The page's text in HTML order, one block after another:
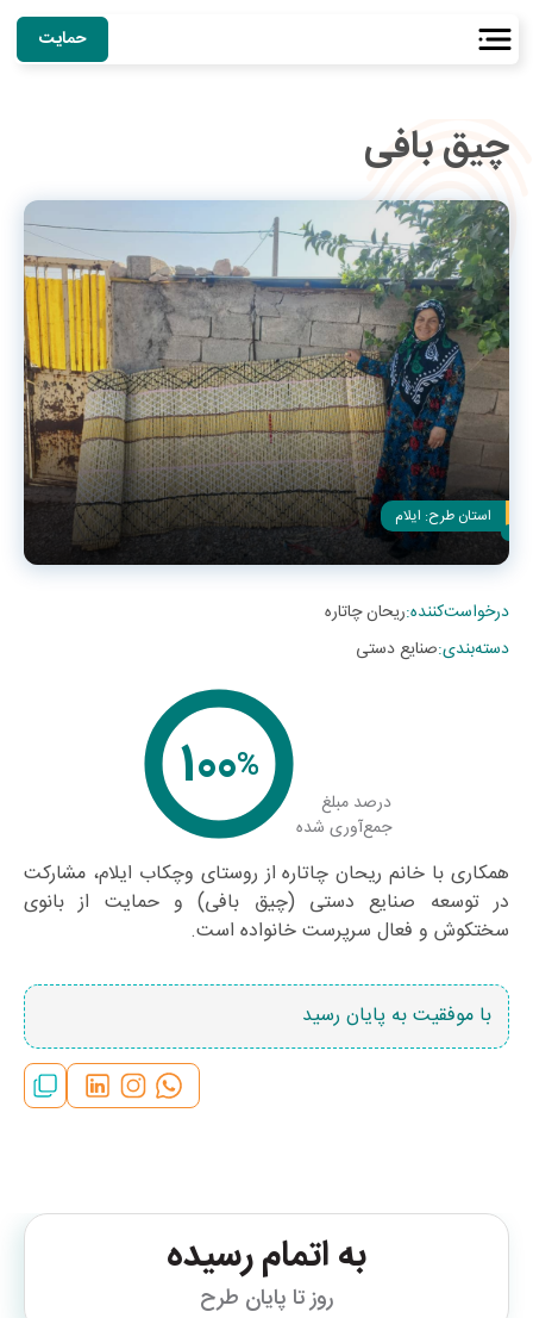
حمایت
چیق بافی
استان طرح: ایلام
درخواست‌کننده:ریحان چاتاره
دسته‌بندی:صنایع دستی
درصد مبلغ
جمع‌آوری شده
%
100
همکاری با خانم ریحان چاتاره از روستای وچکاب ایلام، مشارکت
در توسعه صنایع دستی (چیق بافی) و حمایت از بانوی
سختکوش و فعال سرپرست خانواده است.
با موفقیت به پایان رسید
به اتمام رسیده
روز تا پایان طرح